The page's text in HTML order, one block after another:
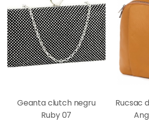
Geanta clutch negru
Ruby 07
Rucsac